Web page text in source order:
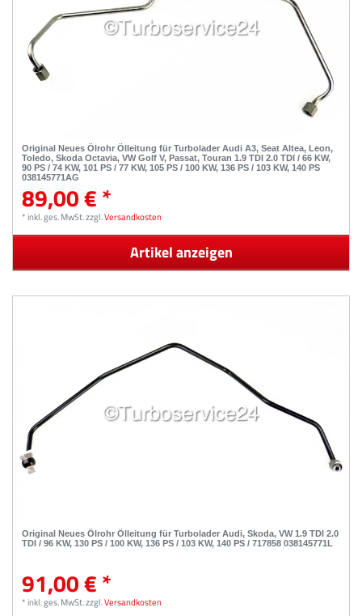
Original Neues Ölrohr Ölleitung für Turbolader Audi A3, Seat Altea, Leon,
Toledo, Skoda Octavia, VW Golf V, Passat, Touran 1.9 TDI 2.0 TDI / 66 KW,
90 PS / 74 KW, 101 PS / 77 KW, 105 PS / 100 KW, 136 PS / 103 KW, 140 PS
038145771AG
89,00 € *
*inkl. ges. MwSt.zzgl.Versandkosten
Artikel anzeigen
Original Neues Ölrohr Ölleitung für Turbolader Audi, Skoda, VW 1.9 TDI 2.0
TDI / 96 KW, 130 PS / 100 KW, 136 PS / 103 KW, 140 PS / 717858 038145771L
91,00 € *
*inkl. ges. MwSt.zzgl.Versandkosten